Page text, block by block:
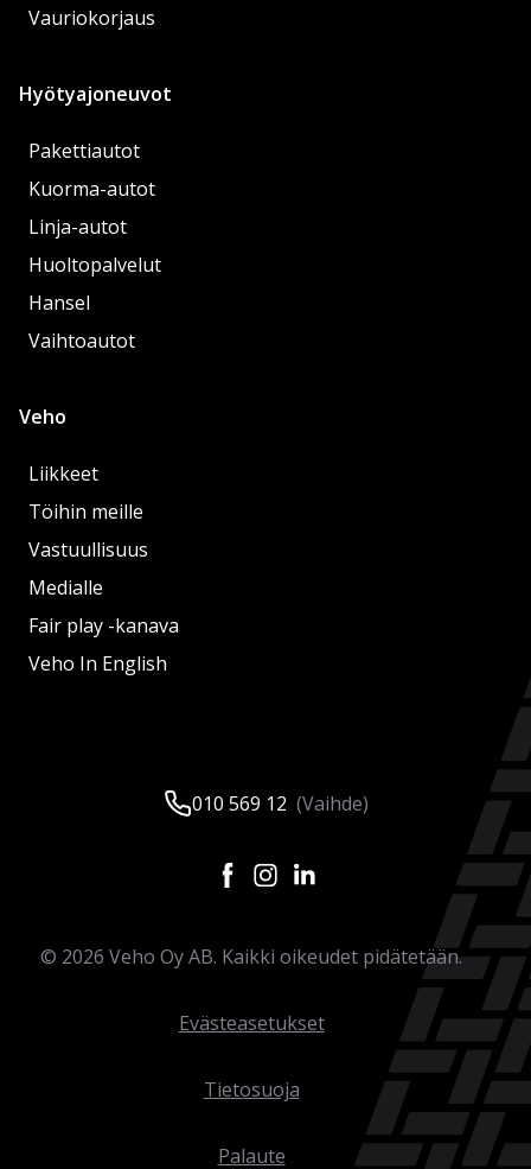
Vauriokorjaus
Hyötyajoneuvot
Pakettiautot
Kuorma-autot
Linja-autot
Huoltopalvelut
Hansel
Vaihtoautot
Veho
Liikkeet
Töihin meille
Vastuullisuus
Medialle
Fair play -kanava
Veho In English
010 569 12 (Vaihde)
© 2026 Veho Oy AB. Kaikki oikeudet pidätetään.
Evästeasetukset
Tietosuoja
Palaute